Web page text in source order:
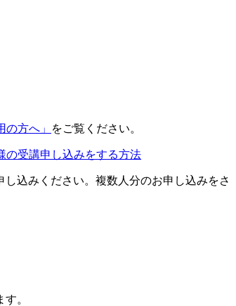
の方へ」 をご覧ください。
の受講申し込みをする方法
込みください。複数人分のお申し込みをさ
。